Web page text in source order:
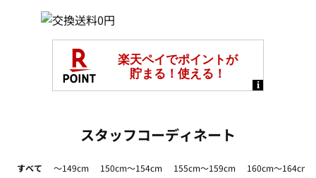
スタッフコーディネート
すべて ～149cm 150cm～154cm 155cm～159cm 160cm～164cm